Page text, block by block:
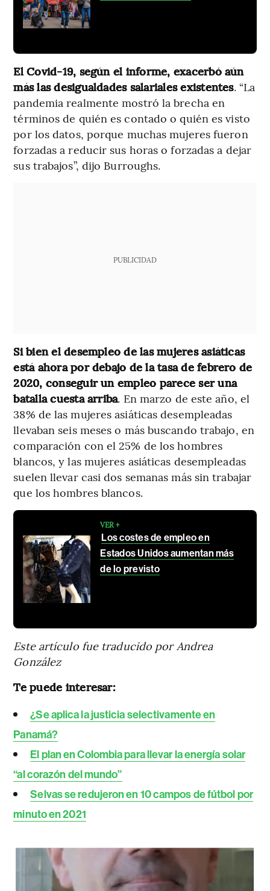
El Covid-19, según el informe, exacerbó aún
más las desigualdades salariales existentes. “La
pandemia realmente mostró la brecha en
términos de quién es contado o quién es visto
por los datos, porque muchas mujeres fueron
forzadas a reducir sus horas o forzadas a dejar
sus trabajos”, dijo Burroughs.
PUBLICIDAD
Si bien el desempleo de las mujeres asiáticas
está ahora por debajo de la tasa de febrero de
2020, conseguir un empleo parece ser una
batalla cuesta arriba. En marzo de este año, el
38% de las mujeres asiáticas desempleadas
llevaban seis meses o más buscando trabajo, en
comparación con el 25% de los hombres
blancos, y las mujeres asiáticas desempleadas
suelen llevar casi dos semanas más sin trabajar
que los hombres blancos.
VER +
Los costes de empleo en
Estados Unidos aumentan más
de lo previsto
Este artículo fue traducido por Andrea
González
Te puede interesar:
¿Se aplica la justicia selectivamente en
Panamá?
El plan en Colombia para llevar la energía solar
“al corazón del mundo”
Selvas se redujeron en 10 campos de fútbol por
minuto en 2021